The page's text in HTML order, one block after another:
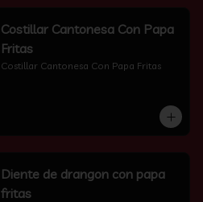
Costillar Cantonesa Con Papa
Fritas
Costillar Cantonesa Con Papa Fritas
Diente de drangon con papa
fritas